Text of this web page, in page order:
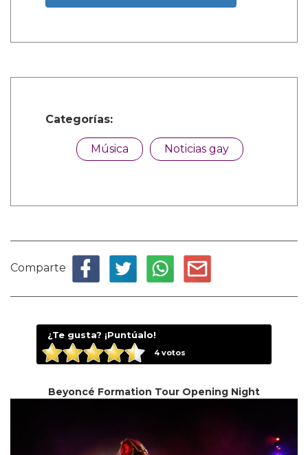
Categorías:
Música Noticias gay
Comparte
¿Te gusta? ¡Puntúalo!
4votos
Beyoncé Formation Tour Opening Night